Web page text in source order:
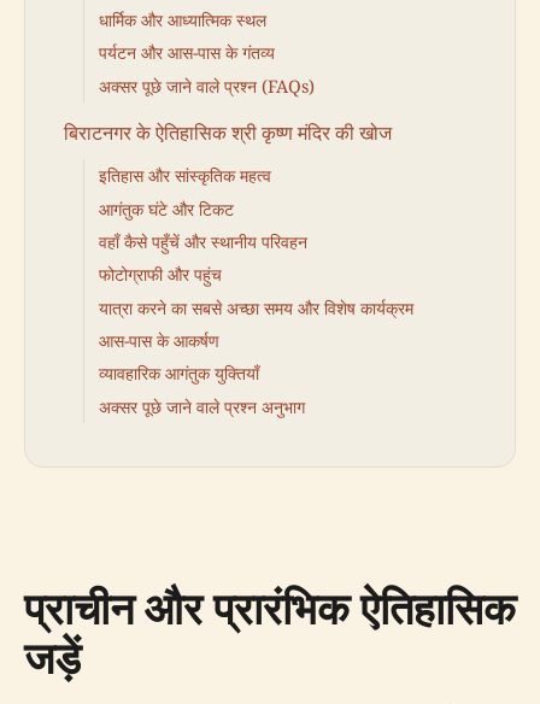
धार्मिक और आध्यात्मिक स्थल
पर्यटन और आस-पास के गंतव्य
अक्सर पूछे जाने वाले प्रश्न (FAQs)
बिराटनगर के ऐतिहासिक श्री कृष्ण मंदिर की खोज
इतिहास और सांस्कृतिक महत्व
आगंतुक घंटे और टिकट
वहाँ कैसे पहुँचें और स्थानीय परिवहन
फोटोग्राफी और पहुंच
यात्रा करने का सबसे अच्छा समय और विशेष कार्यक्रम
आस-पास के आकर्षण
व्यावहारिक आगंतुक युक्तियाँ
अक्सर पूछे जाने वाले प्रश्न अनुभाग
प्राचीन और प्रारंभिक ऐतिहासिक
जड़ें